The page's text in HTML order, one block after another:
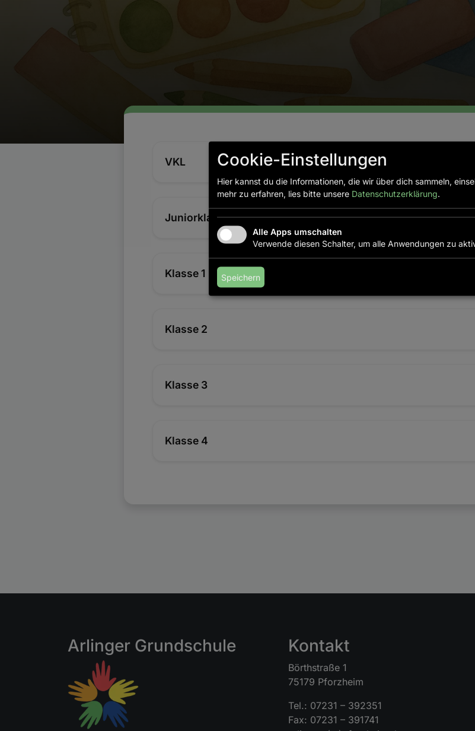
VKL
Juniorklasse
Klasse 1
Klasse 2
Klasse 3
Klasse 4
Arlinger Grundschule Kontakt
Börthstraße 1
75179 Pforzheim
Tel.: 07231 – 392351
Fax: 07231 – 391741
Cookie-Einstellungen
Hier kannst du die Informationen, die wir über dich sammeln,
mehr zu erfahren, lies bitte unsere Datenschutzerklärung.
Alle Apps umschalten
Verwende diesen Schalter, um alle Anwendungen zu
Speichern